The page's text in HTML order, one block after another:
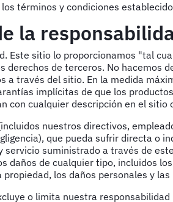
términos y condiciones
la
Este sitio lo proporcionamos "tal
de terceros. No hacemos
a través del sitio. En la medida
implícitas de que los
con cualquier descripción en el sitio
nuestros directivos,
que pueda sufrir directa o
suministrado a través de
daños de cualquier tipo, incluidos
los daños personales y
o limita nuestra